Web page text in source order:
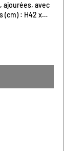
ajourées, avec
(cm) : H42 x